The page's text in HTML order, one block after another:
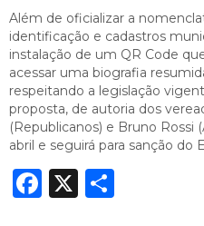
Além de oficializar a
identificação e cadastros
instalação de um QR Code
acessar uma biografia
respeitando a legislação
proposta, de autoria dos
(Republicanos) e Bruno Rossi
abril e seguirá para sanção do
Facebook
X